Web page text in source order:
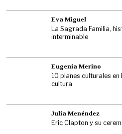
Eva Miguel
La Sagrada Familia,
interminable
Eugenia Merino
10 planes culturales
cultura
Julia Menéndez
Eric Clapton y su